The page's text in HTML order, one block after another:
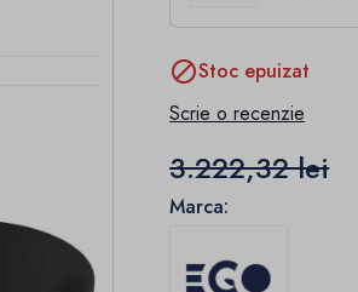
Stoc epuizat
Scrie o recenzie
3.222,32 lei
Marca: